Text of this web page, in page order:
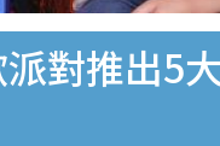
對推出5